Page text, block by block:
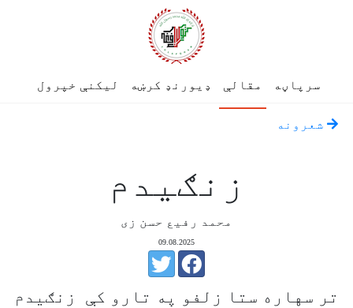
سرپاڼه مقالې ډیورنډ کرښه لیکنې خپرول
شعرونه
زنګیدم
محمد رفیع حسن زی
09.08.2025
تر سهاره ستا زلفو په تارو کې زنګيدم